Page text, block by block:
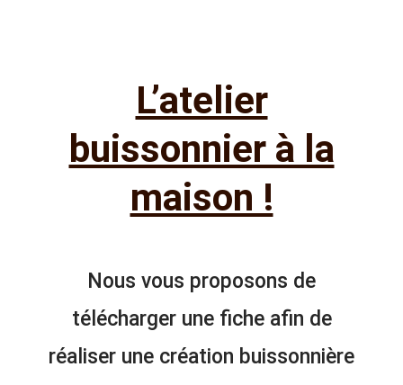
L’atelier
buissonnier à la
maison !
Nous vous proposons de
télécharger une fiche afin de
réaliser une création buissonnière